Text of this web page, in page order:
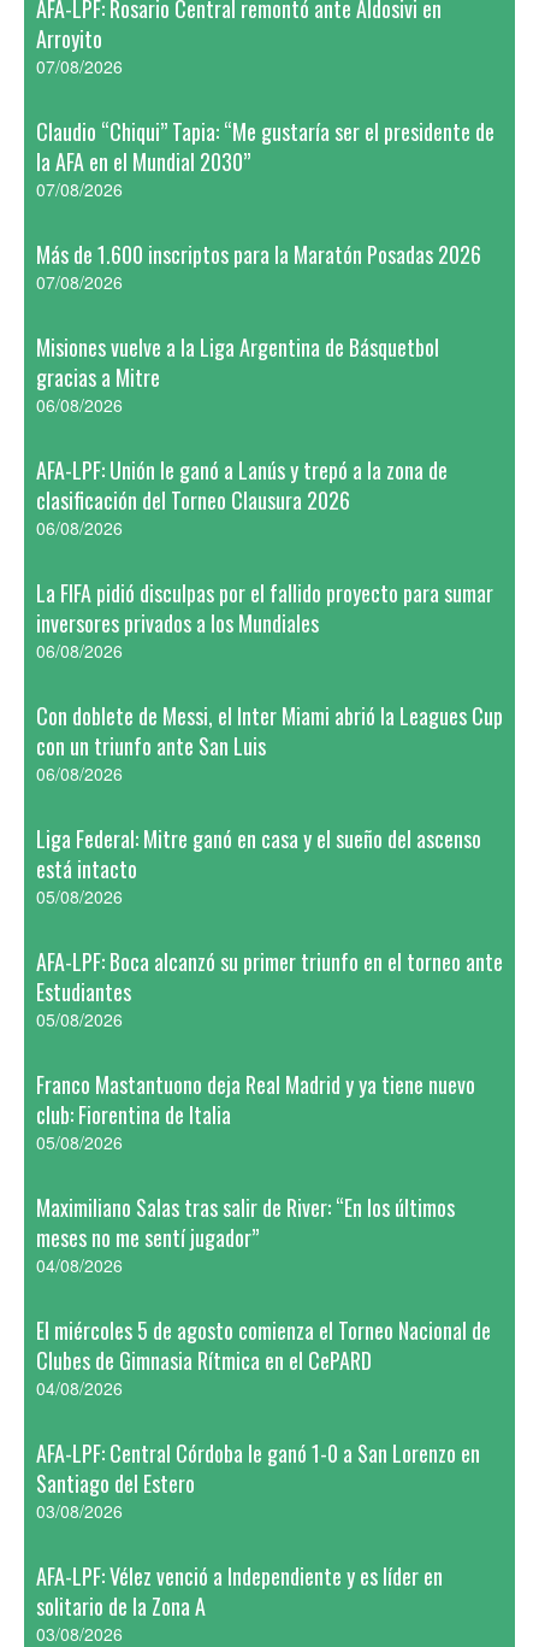
AFA-LPF: Rosario Central remontó ante Aldosivi en
Arroyito
07/08/2026
Claudio “Chiqui” Tapia: “Me gustaría ser el presidente de
la AFA en el Mundial 2030”
07/08/2026
Más de 1.600 inscriptos para la Maratón Posadas 2026
07/08/2026
Misiones vuelve a la Liga Argentina de Básquetbol
gracias a Mitre
06/08/2026
AFA-LPF: Unión le ganó a Lanús y trepó a la zona de
clasificación del Torneo Clausura 2026
06/08/2026
La FIFA pidió disculpas por el fallido proyecto para sumar
inversores privados a los Mundiales
06/08/2026
Con doblete de Messi, el Inter Miami abrió la Leagues Cup
con un triunfo ante San Luis
06/08/2026
Liga Federal: Mitre ganó en casa y el sueño del ascenso
está intacto
05/08/2026
AFA-LPF: Boca alcanzó su primer triunfo en el torneo ante
Estudiantes
05/08/2026
Franco Mastantuono deja Real Madrid y ya tiene nuevo
club: Fiorentina de Italia
05/08/2026
Maximiliano Salas tras salir de River: “En los últimos
meses no me sentí jugador”
04/08/2026
El miércoles 5 de agosto comienza el Torneo Nacional de
Clubes de Gimnasia Rítmica en el CePARD
04/08/2026
AFA-LPF: Central Córdoba le ganó 1-0 a San Lorenzo en
Santiago del Estero
03/08/2026
AFA-LPF: Vélez venció a Independiente y es líder en
solitario de la Zona A
03/08/2026